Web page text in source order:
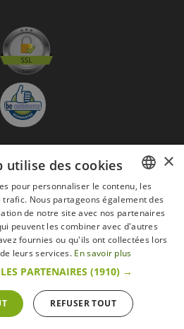
GO
légales
générales
Mentions légales
FAQ Recrutement
du Chef | Tous les prix indiqués sur le site
du marché et protection du consommateur » du
FRENCH
DUTCH
×
utilise des cookies
pour personnaliser le contenu, les
Nous partageons également des
de notre site avec nos partenaires
peuvent les combiner avec d'autres
fournies ou qu'ils ont collectées lors
leurs services. En savoir plus
PARTENAIRES (1910) →
REFUSER TOUT